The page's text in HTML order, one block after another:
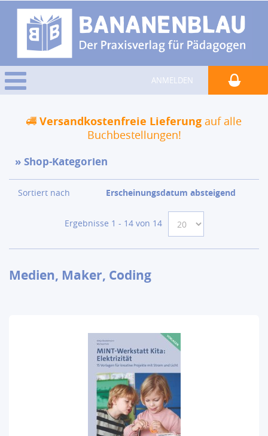
ANMELDEN
Versandkostenfreie Lieferung auf alle
Buchbestellungen!
Shop-Kategorien
Sortiert nach Erscheinungsdatum absteigend
Ergebnisse 1 - 14 von 14
Medien, Maker, Coding